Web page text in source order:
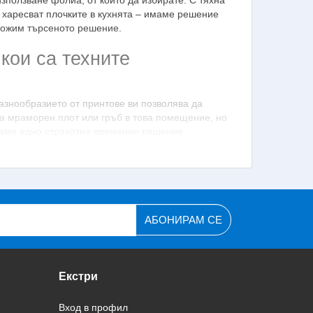
плочките в кухнята – имаме решение
търсеното решение.
са техните
от принтове ви позволява да
мраморен плот или гръб в това помещение, но
жилища под наем. То им спестява крупни
на атрактивен интериор. Съвременните
естество и с всякаква сложност и да
АБОНИРАМ СЕ
Екстри
Вход в профил